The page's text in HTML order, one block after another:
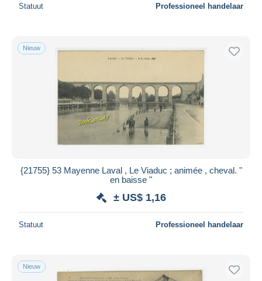
Statuut Professioneel handelaar
Nieuw
{21755} 53 Mayenne Laval , Le Viaduc ; animée , cheval. "
en baisse "
± US$ 1,16
Statuut Professioneel handelaar
Nieuw